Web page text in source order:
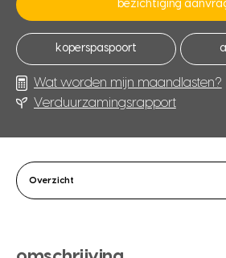
bezichtiging
koperspaspoort
Wat worden mijn maandlasten?
Verduurzamingsrapport
Overzicht